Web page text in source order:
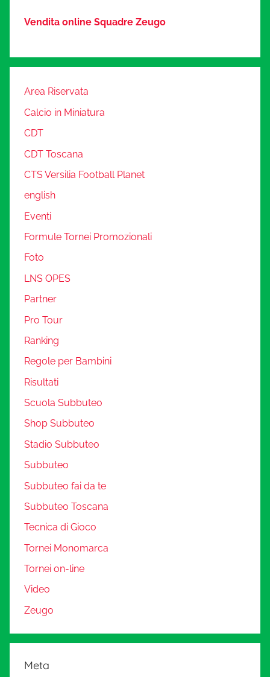
Vendita online Squadre Zeugo
Area Riservata
Calcio in Miniatura
CDT
CDT Toscana
CTS Versilia Football Planet
english
Eventi
Formule Tornei Promozionali
Foto
LNS OPES
Partner
Pro Tour
Ranking
Regole per Bambini
Risultati
Scuola Subbuteo
Shop Subbuteo
Stadio Subbuteo
Subbuteo
Subbuteo fai da te
Subbuteo Toscana
Tecnica di Gioco
Tornei Monomarca
Tornei on-line
Video
Zeugo
Meta